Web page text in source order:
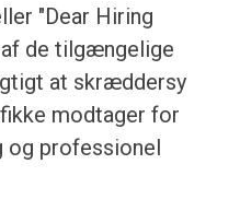
"Dear Hiring
de tilgængelige
at skræddersy
modtager for
og professionel